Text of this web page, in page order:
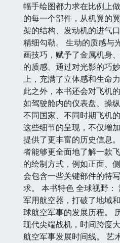
幅手绘图都力求在比例上
的每一个部件，从机翼的
架的结构、发动机的进气
精细勾勒。 生动的质感与
画技巧，赋予了金属机身
的质感。通过对光影的巧
上，充满了立体感和生命
此之外，本书还会对飞机
如驾驶舱内的仪表盘、操
不同国家、不同时期飞机
这些细节的呈现，不仅增
提供了更丰富的历史信息
者能够更全面地了解一款
的绘制方式，例如正面、
会包含一些关键部件的特
求。 本书特色 全球视野
军用航空器，打破了地域
球航空军事的发展历程。
现代尖端战机，时间跨度
航空军事发展时间线。 艺